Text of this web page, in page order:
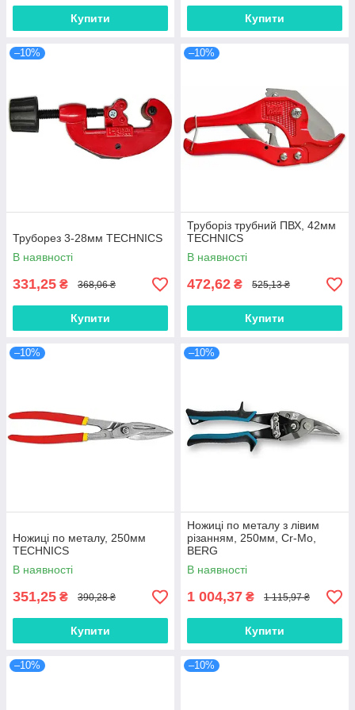
Купити Купити
–10%
Труборез 3-28мм TECHNICS
В наявності
331,25 ₴ 368,06 ₴
Купити
–10%
Труборіз трубний ПВХ, 42мм
TECHNICS
В наявності
472,62 ₴ 525,13 ₴
Купити
–10%
Ножиці по металу, 250мм
TECHNICS
В наявності
351,25 ₴ 390,28 ₴
Купити
–10%
Ножиці по металу з лівим
різанням, 250мм, Cr-Mo,
BERG
В наявності
1 004,37 ₴ 1 115,97 ₴
Купити
–10% –10%